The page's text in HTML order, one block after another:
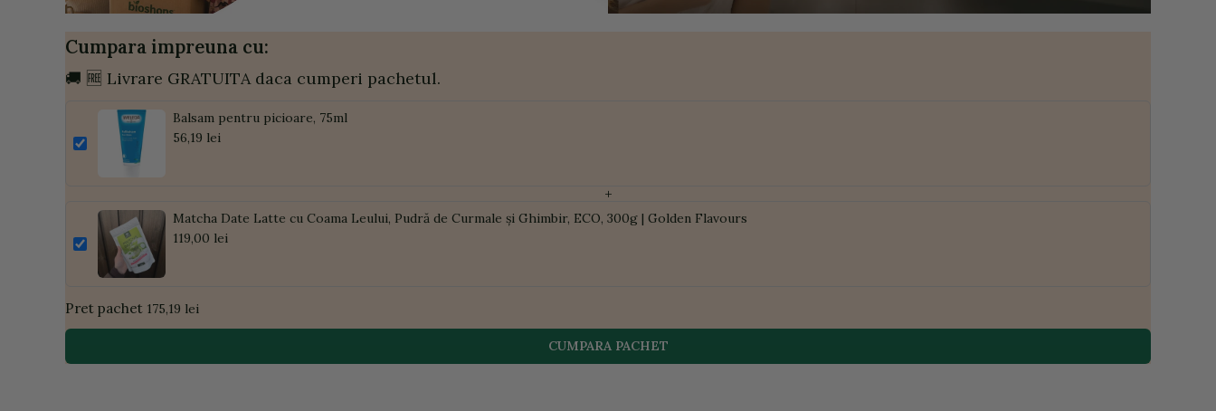
Cumpara impreuna cu:
🚚 🆓 Livrare GRATUITA daca cumperi pachetul.
Balsam pentru picioare, 75ml
56,19 lei
+
Matcha Date Latte cu Coama Leului, Pudră de Curmale și Ghimbir, ECO, 300g | Golden Flavours
119,00 lei
Pret pachet 175,19 lei
CUMPARA PACHET